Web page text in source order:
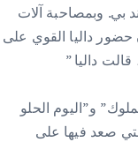
بي. وبمصاحبة آلات
حضور داليا القوي على
داليا ”
و”اليوم الحلو
صعد فيها على